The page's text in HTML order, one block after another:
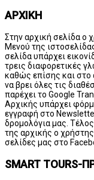
ΑΡΧΙΚΗ
Στην αρχική σελίδα ο
Μενού της
σελίδα υπάρχει
τρεις διαφορετικές
καθώς επίσης και στο
να βρει όλες τις
παρέχει το Google
Αρχικής υπάρχει
εγγραφή στο
δρομολόγια μας.
της αρχικής ο
σελίδες μας στο
SMART TOURS-